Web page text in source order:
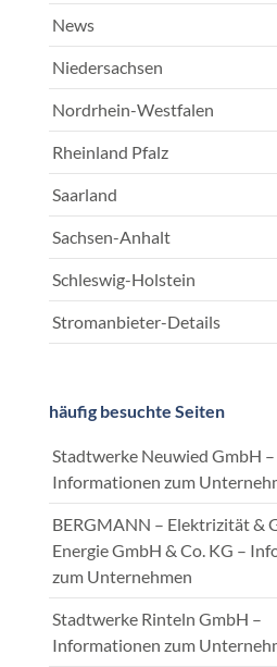
News
Niedersachsen
Nordrhein-Westfalen
Rheinland Pfalz
Saarland
Sachsen-Anhalt
Schleswig-Holstein
Stromanbieter-Details
häufig besuchte Seiten
Stadtwerke Neuwied GmbH –
Informationen zum
BERGMANN – Elektrizität &
Energie GmbH & Co. KG –
zum Unternehmen
Stadtwerke Rinteln GmbH –
Informationen zum